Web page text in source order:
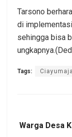
Tarsono
di
sehingga bisa
Tags:
Warga Desa